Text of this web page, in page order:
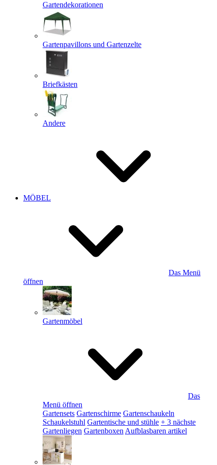
Gartendekorationen
Gartenpavillons und Gartenzelte
Briefkästen
Andere
MÖBEL
Das Menü
öffnen
Gartenmöbel
Das
Menü öffnen
Gartensets Gartenschirme Gartenschaukeln
Schaukelstuhl Gartentische und stühle + 3 nächste
Gartenliegen Gartenboxen Aufblasbaren artikel